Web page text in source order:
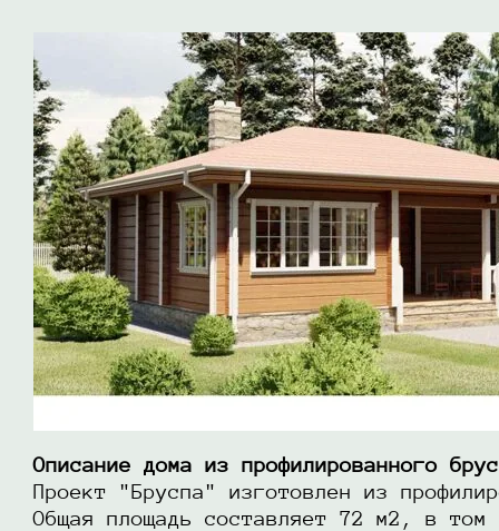
Описание дома из профилированного
Проект "Бруспа" изготовлен из
Общая площадь составляет 72 м2, в